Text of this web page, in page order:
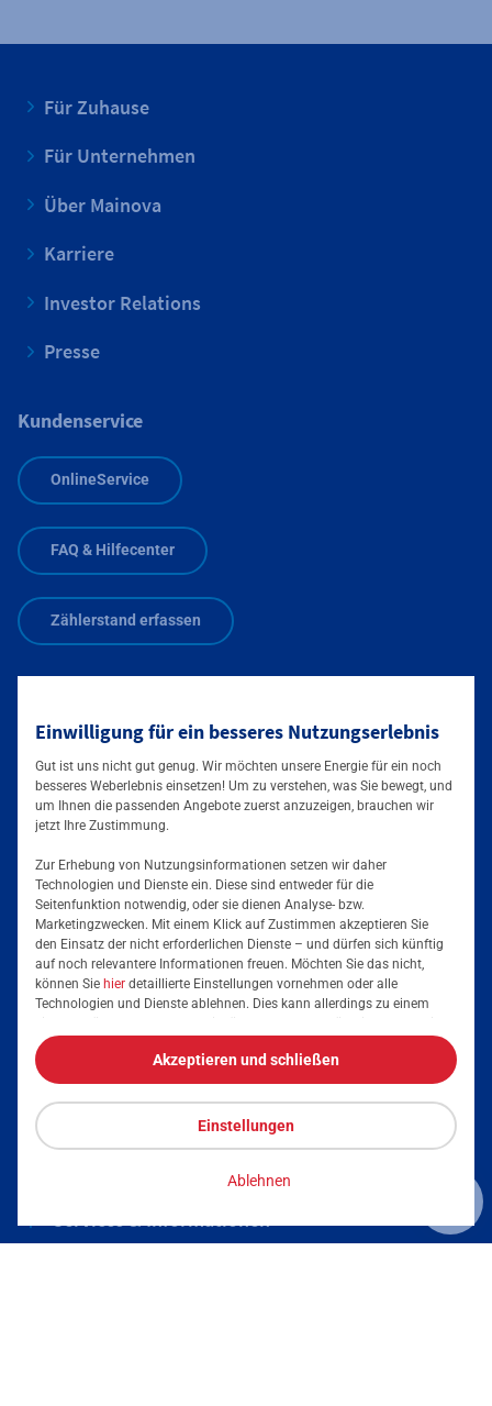
Einwilligung für ein besseres Nutzungserlebnis
Gut ist uns nicht gut genug. Wir möchten unsere Energie für ein noch
besseres Weberlebnis einsetzen! Um zu verstehen, was Sie bewegt, und
um Ihnen die passenden Angebote zuerst anzuzeigen, brauchen wir
jetzt Ihre Zustimmung.
Zur Erhebung von Nutzungsinformationen setzen wir daher
Technologien und Dienste ein. Diese sind entweder für die
Seitenfunktion notwendig, oder sie dienen Analyse- bzw.
Marketingzwecken. Mit einem Klick auf Zustimmen akzeptieren Sie
den Einsatz der nicht erforderlichen Dienste – und dürfen sich künftig
auf noch relevantere Informationen freuen. Möchten Sie das nicht,
können Sie hier detaillierte Einstellungen vornehmen oder alle
Technologien und Dienste ablehnen. Dies kann allerdings zu einem
jederzeit die volle Kontrolle über Ihre Daten, denn die Auswahl kann
jederzeit geändert werden. Weitere Informationen zur Mainova finden
Sie imImpressumund in denDatenschutzhinweisen.
Ablehnen
Einstellungen
Akzeptieren und schließen
Für Zuhause
Für Unternehmen
Über Mainova
Karriere
Investor Relations
Presse
Kundenservice
OnlineService
FAQ & Hilfecenter
Zählerstand erfassen
0800 0004263
Zusätzliche Informationen verfügbar
Folgen Sie uns auf
Mainova App
Services & Informationen